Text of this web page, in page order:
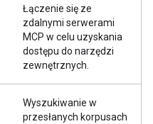
Łączenie się ze
zdalnymi serwerami
MCP w celu uzyskania
dostępu do narzędzi
zewnętrznych.
Wyszukiwanie w
przesłanych korpusach